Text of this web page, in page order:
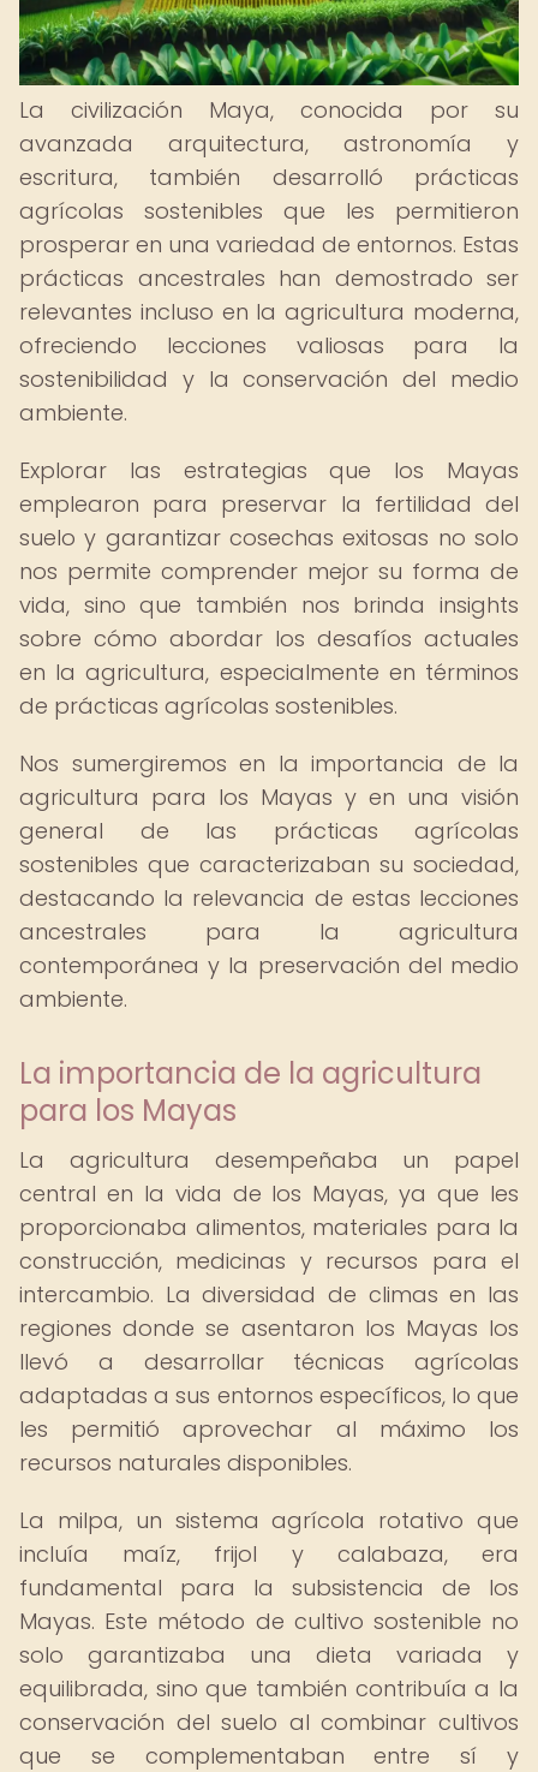
La civilización Maya, conocida por su
avanzada arquitectura, astronomía y
escritura, también desarrolló prácticas
agrícolas sostenibles que les permitieron
prosperar en una variedad de entornos. Estas
prácticas ancestrales han demostrado ser
relevantes incluso en la agricultura moderna,
ofreciendo lecciones valiosas para la
sostenibilidad y la conservación del medio
ambiente.
Explorar las estrategias que los Mayas
emplearon para preservar la fertilidad del
suelo y garantizar cosechas exitosas no solo
nos permite comprender mejor su forma de
vida, sino que también nos brinda insights
sobre cómo abordar los desafíos actuales
en la agricultura, especialmente en términos
de prácticas agrícolas sostenibles.
Nos sumergiremos en la importancia de la
agricultura para los Mayas y en una visión
general de las prácticas agrícolas
sostenibles que caracterizaban su sociedad,
destacando la relevancia de estas lecciones
ancestrales para la agricultura
contemporánea y la preservación del medio
ambiente.
La importancia de la agricultura
para los Mayas
La agricultura desempeñaba un papel
central en la vida de los Mayas, ya que les
proporcionaba alimentos, materiales para la
construcción, medicinas y recursos para el
intercambio. La diversidad de climas en las
regiones donde se asentaron los Mayas los
llevó a desarrollar técnicas agrícolas
adaptadas a sus entornos específicos, lo que
les permitió aprovechar al máximo los
recursos naturales disponibles.
La milpa, un sistema agrícola rotativo que
incluía maíz, frijol y calabaza, era
fundamental para la subsistencia de los
Mayas. Este método de cultivo sostenible no
solo garantizaba una dieta variada y
equilibrada, sino que también contribuía a la
conservación del suelo al combinar cultivos
que se complementaban entre sí y